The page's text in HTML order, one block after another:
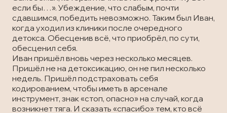
если бы…». Убеждение, что слабым, почти
сдавшимся, победить невозможно. Таким был Иван,
когда уходил из клиники после очередного
детокса. Обесценив всё, что приобрёл, по сути,
обесценил себя.
Иван пришёл вновь через несколько месяцев.
Пришёл не на детоксикацию, он не пил несколько
недель. Пришёл подстраховать себя
кодированием, чтобы иметь в арсенале
инструмент, знак «стоп, опасно» на случай, когда
возникнет тяга. И сказать «спасибо» тем, кто всё